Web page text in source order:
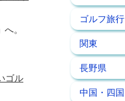
へ。
ゴル
ゴルフ旅行
関東
長野県
中国・四国